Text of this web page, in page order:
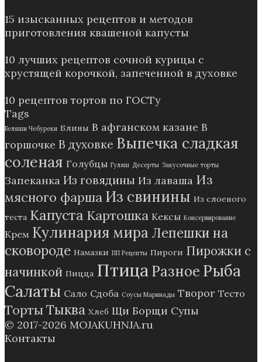
15 изысканных рецептов и методов
приготовления квашеной капусты
10 лучших рецептов сочной курицы с
хрустящей корочкой, запеченной в духовке
10 рецептов тортов по ГОСТу
Tags
Беляши Чебуреки Блины В афганском казане В
горшочке В духовке Выпечка сладкая
соленая Голубцы Гуляш Десерты Закусочные торты
Запеканка Из говядины Из лаваша Из
мясного фарша Из свинины Из слоеного
теста Капуста Картошка Кексы Консервирование
Крем Кулинария мира Лепешки на
сковороде Намазки ПП Рецепты Пироги Пирожки с
начинкой Пицца ПтицаРазное Рыба
Салаты Сало Сдоба Соусы Маринады Творог Тесто
ТортыТыква Хлеб Щи Борщи Супы
© 2017-2026 MOJAKUHNJA.ru
Контакты